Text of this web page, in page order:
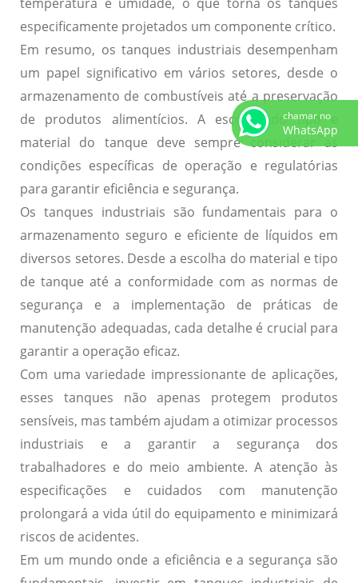
temperatura e umidade, o que torna os tanques
especificamente projetados um componente crítico.
Em resumo, os tanques industriais desempenham
um papel significativo em vários setores, desde o
armazenamento de combustíveis até a preservação
de produtos alimentícios. A escolha do tipo e
material do tanque deve sempre considerar as
condições específicas de operação e regulatórias
para garantir eficiência e segurança.
Os tanques industriais são fundamentais para o
armazenamento seguro e eficiente de líquidos em
diversos setores. Desde a escolha do material e tipo
de tanque até a conformidade com as normas de
segurança e a implementação de práticas de
manutenção adequadas, cada detalhe é crucial para
garantir a operação eficaz.
Com uma variedade impressionante de aplicações,
esses tanques não apenas protegem produtos
sensíveis, mas também ajudam a otimizar processos
industriais e a garantir a segurança dos
trabalhadores e do meio ambiente. A atenção às
especificações e cuidados com manutenção
prolongará a vida útil do equipamento e minimizará
riscos de acidentes.
Em um mundo onde a eficiência e a segurança são
chamar no
WhatsApp